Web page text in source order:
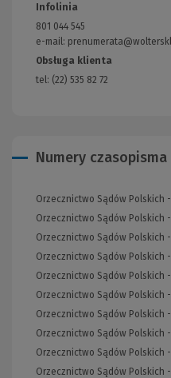
Infolinia
801 044 545
e-mail:
Obsługa klienta
tel: (22) 535 82 72
Numery czasopisma
Orzecznictwo Sądów Polskich
Orzecznictwo Sądów Polskich
Orzecznictwo Sądów Polskich
Orzecznictwo Sądów Polskich
Orzecznictwo Sądów Polskich -
Orzecznictwo Sądów Polskich
Orzecznictwo Sądów Polskich
Orzecznictwo Sądów Polskich
Orzecznictwo Sądów Polskich
Orzecznictwo Sądów Polskich